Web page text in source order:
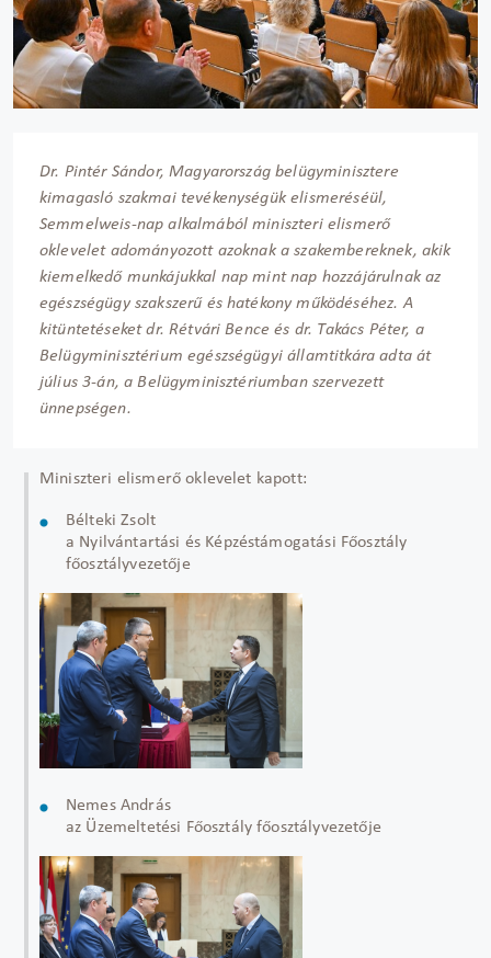
Dr. Pintér Sándor, Magyarország belügyminisztere
kimagasló szakmai tevékenységük elismeréséül,
Semmelweis-nap alkalmából miniszteri elismerő
oklevelet adományozott azoknak a szakembereknek, akik
kiemelkedő munkájukkal nap mint nap hozzájárulnak az
egészségügy szakszerű és hatékony működéséhez. A
kitüntetéseket dr. Rétvári Bence és dr. Takács Péter, a
Belügyminisztérium egészségügyi államtitkára adta át
július 3-án, a Belügyminisztériumban szervezett
ünnepségen.
Miniszteri elismerő oklevelet kapott:
Bélteki Zsolt
a Nyilvántartási és Képzéstámogatási Főosztály
főosztályvezetője
Nemes András
az Üzemeltetési Főosztály főosztályvezetője